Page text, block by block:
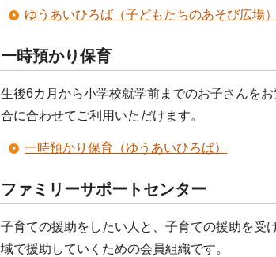
ゆうあいひろば（子どもたちのあそび広場）
一時預かり保育
生後6カ月から小学校就学前までのお子さんを
合に合わせてご利用いただけます。
一時預かり保育（ゆうあいひろば）
ファミリーサポートセンター
子育ての援助をしたい人と、子育ての援助を受
域で援助していくための会員組織です。